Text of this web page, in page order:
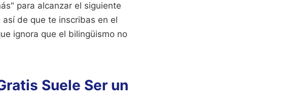
para alcanzar el siguiente
de que te inscribas en el
ignora que el bilingüismo no
Suele Ser un